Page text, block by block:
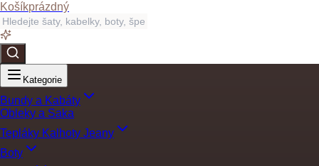
Košíkprázdný
Kategorie
Bundy a Kabáty
Obleky a Saka
Tepláky Kalhoty Jeany
Boty